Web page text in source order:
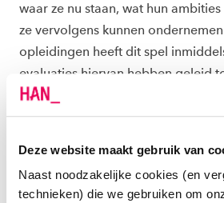
Deze website maakt gebruik van
Naast noodzakelijke cookies (en
technieken) die we gebruiken om
waar ze nu staan, wat hun
ze vervolgens kunnen
opleidingen heeft dit spel
evaluaties hiervan hebben geleid
ontwikkeling van het toetsweb. Zo
kleuren vervangen door meer
gevormd door de visie op
onderwijs vormt namelijk de basis